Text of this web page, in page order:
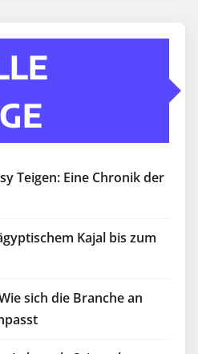
Teigen: Eine Chronik der
Kajal bis zum
sich die Branche an